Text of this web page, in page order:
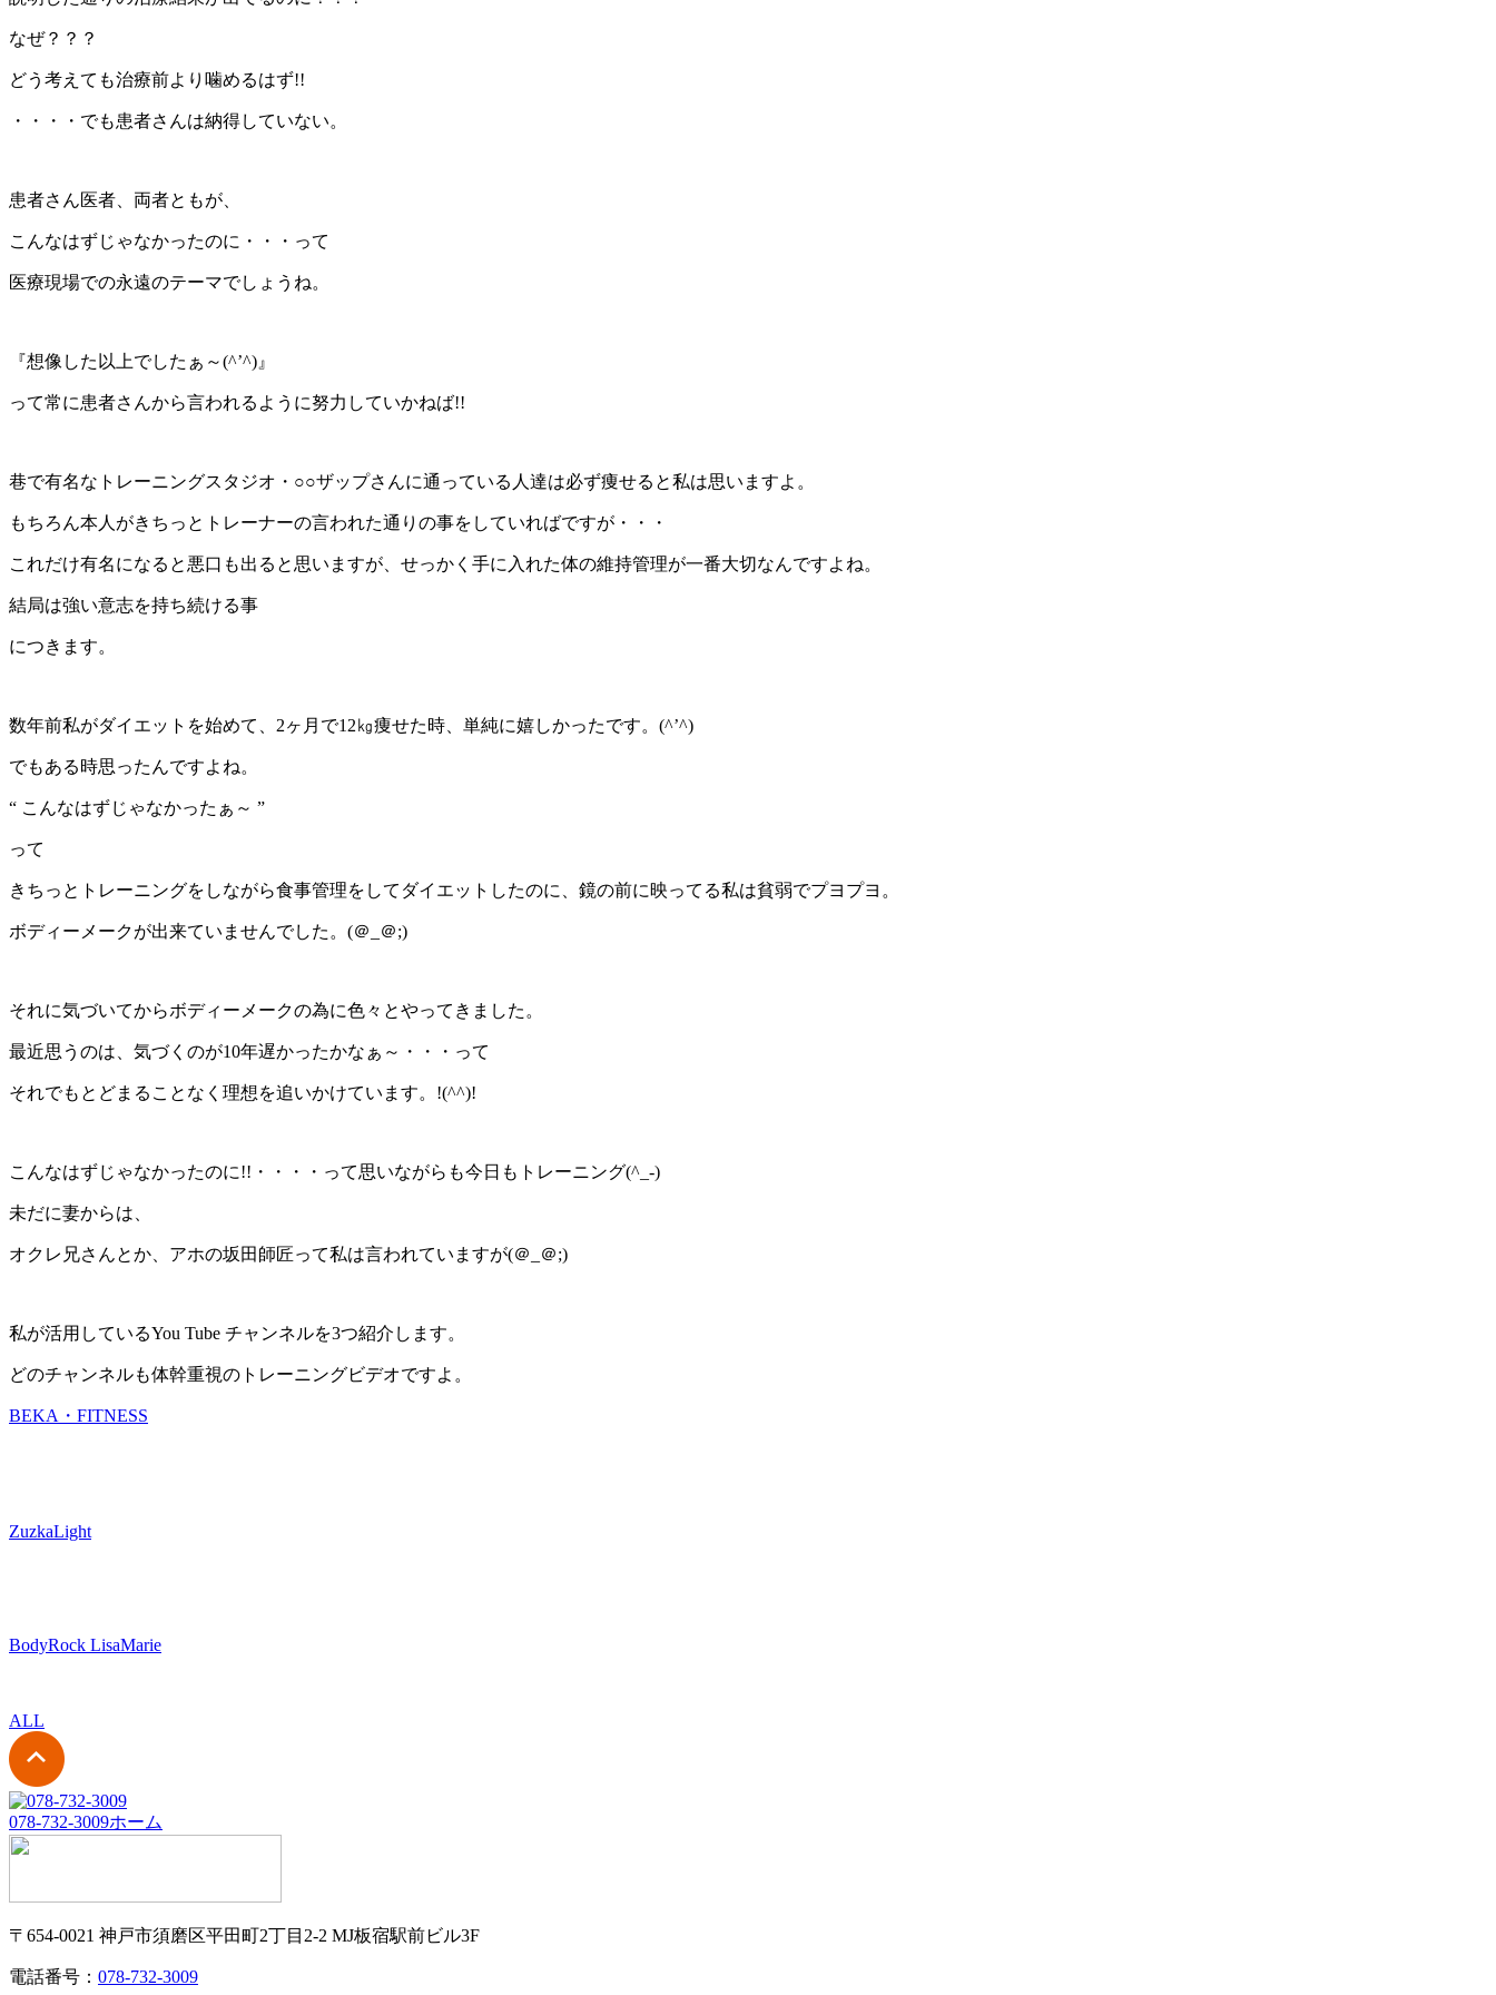
なぜ？？？
どう考えても治療前より噛めるはず!!
・・・・でも患者さんは納得していない。
患者さん医者、両者ともが、
こんなはずじゃなかったのに・・・って
医療現場での永遠のテーマでしょうね。
『想像した以上でしたぁ～(^’^)』
って常に患者さんから言われるように努力していかねば!!
巷で有名なトレーニングスタジオ・○○ザップさんに通っている人達は必ず痩せると私は思いますよ。
もちろん本人がきちっとトレーナーの言われた通りの事をしていればですが・・・
これだけ有名になると悪口も出ると思いますが、せっかく手に入れた体の維持管理が一番大切なんですよね。
結局は強い意志を持ち続ける事
につきます。
数年前私がダイエットを始めて、2ヶ月で12㎏痩せた時、単純に嬉しかったです。(^’^)
でもある時思ったんですよね。
“ こんなはずじゃなかったぁ～ ”
って
きちっとトレーニングをしながら食事管理をしてダイエットしたのに、鏡の前に映ってる私は貧弱でプヨプヨ。
ボディーメークが出来ていませんでした。(＠_＠;)
それに気づいてからボディーメークの為に色々とやってきました。
最近思うのは、気づくのが10年遅かったかなぁ～・・・って
それでもとどまることなく理想を追いかけています。!(^^)!
こんなはずじゃなかったのに!!・・・・って思いながらも今日もトレーニング(^_-)
未だに妻からは、
オクレ兄さんとか、アホの坂田師匠って私は言われていますが(＠_＠;)
私が活用しているYou Tube チャンネルを3つ紹介します。
どのチャンネルも体幹重視のトレーニングビデオですよ。
BEKA・FITNESS
ZuzkaLight
BodyRock LisaMarie
ALL
078-732-3009ホーム
〒654-0021 神戸市須磨区平田町2丁目2-2 MJ板宿駅前ビル3F
電話番号： 078-732-3009